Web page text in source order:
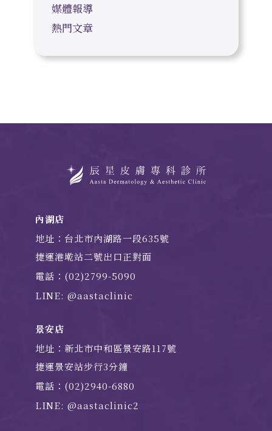
媒體報導
熱門文章
內湖店
地址：台北市內湖路一段635號
捷運港墘站二號出口正對面
電話：(02)2799-5090
LINE: @aastaclinic
景安店
地址：新北市中和區景安路117號
捷運景安站步行3分鐘
電話：(02)2940-6880
LINE: @aastaclinic2